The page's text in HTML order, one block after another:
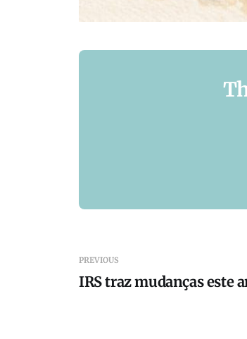
PREVIOUS
IRS traz mudanças este